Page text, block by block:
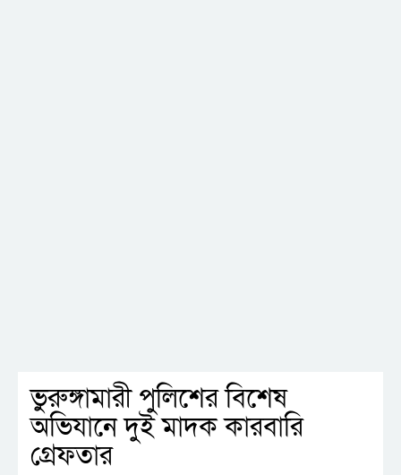
ভুরুঙ্গামারী পুলিশের বিশেষ
অভিযানে দুই মাদক কারবারি
গ্রেফতার